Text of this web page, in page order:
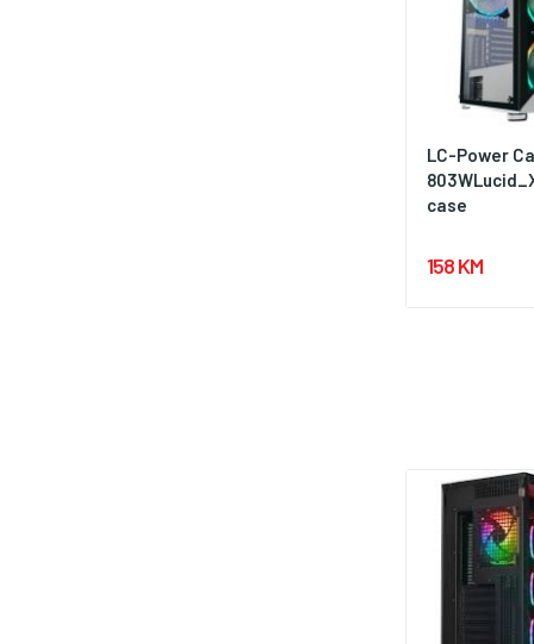
LC-Power
case
158 KM